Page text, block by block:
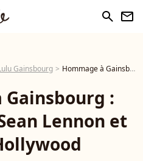
search newsletter
Gainsbourg Hommage à Gainsbourg : Son fils Lulu, Sean Lennon et Beck à Hollywood
Gainsbourg :
Lennon et